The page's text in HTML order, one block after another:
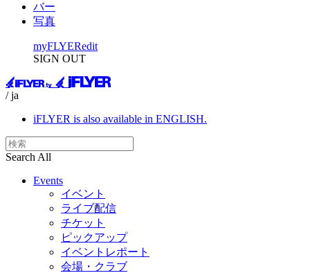
バー
写真
myFLYERedit
SIGN OUT
/ ja
iFLYER is also available in ENGLISH.
Search All
Events
イベント
ライブ配信
チケット
ピックアップ
イベントレポート
会場・クラブ